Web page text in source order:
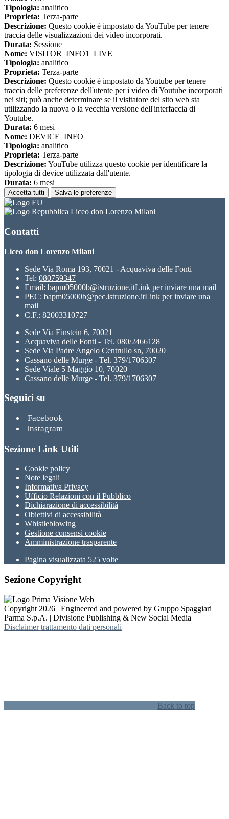
Tipologia: analitico
Proprieta: Terza-parte
Descrizione: Questo cookie è impostato da YouTube per tenere
traccia delle visualizzazioni dei video incorporati.
Durata: Sessione
Nome: VISITOR_INFO1_LIVE
Tipologia: analitico
Proprieta: Terza-parte
Descrizione: Questo cookie è impostato da Youtube per tenere
traccia delle preferenze dell'utente per i video di Youtube incorporati
nei siti; può anche determinare se il visitatore del sito web sta
utilizzando la nuova o la vecchia versione dell'interfaccia di
Youtube.
Durata: 6 mesi
Nome: DEVICE_INFO
Tipologia: analitico
Proprieta: Terza-parte
Descrizione: YouTube utilizza questo cookie per identificare la
tipologia di device utilizzata dall'utente.
Durata: 6 mesi
Accetta tutti Salva le preferenze
Liceo don Lorenzo Milani
Contatti
Liceo don Lorenzo Milani
Sede Via Roma 193, 70021 - Acquaviva delle Fonti
Tel: 080759347
Email: bapm05000b@istruzione.itLink per inviare una mail
PEC: bapm05000b@pec.istruzione.itLink per inviare una
mail
C.F.: 82003310727
Sede Via Einstein 6, 70021
Acquaviva delle Fonti - Tel. 080/2466128
Sede Via Padre Angelo Centrullo sn, 70020
Cassano delle Murge - Tel. 379/1706307
Sede Viale 5 Maggio 10, 70020
Cassano delle Murge - Tel. 379/1706307
Seguici su
Facebook
Instagram
Sezione Link Utili
Cookie policy
Note legali
Informativa Privacy
Ufficio Relazioni con il Pubblico
Dichiarazione di accessibilità
Obiettivi di accessibilità
Whistleblowing
Gestione consensi cookie
Amministrazione trasparente
Pagina visualizzata 525 volte
Sezione Copyright
Copyright 2026 | Engineered and powered by Gruppo Spaggiari
Parma S.p.A. | Divisione Publishing & New Social Media
Disclaimer trattamento dati personali
Back to top